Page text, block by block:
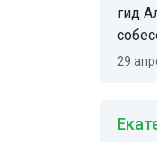
гид
29